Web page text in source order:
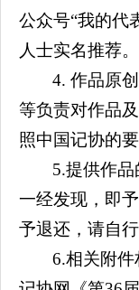
公众号“我的代
人士实名推荐。
4. 作品原
等负责对作品
照中国记协的
5.提供作
一经发现，即
予退还，请自行
6.相关附